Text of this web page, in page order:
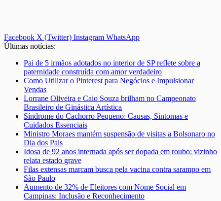
Facebook X (Twitter) Instagram WhatsApp
Últimas notícias:
Pai de 5 irmãos adotados no interior de SP reflete sobre a
paternidade construída com amor verdadeiro
Como Utilizar o Pinterest para Negócios e Impulsionar
Vendas
Lorrane Oliveira e Caio Souza brilham no Campeonato
Brasileiro de Ginástica Artística
Síndrome do Cachorro Pequeno: Causas, Sintomas e
Cuidados Essenciais
Ministro Moraes mantém suspensão de visitas a Bolsonaro no
Dia dos Pais
Idosa de 92 anos internada após ser dopada em roubo: vizinho
relata estado grave
Filas extensas marcam busca pela vacina contra sarampo em
São Paulo
Aumento de 32% de Eleitores com Nome Social em
Campinas: Inclusão e Reconhecimento